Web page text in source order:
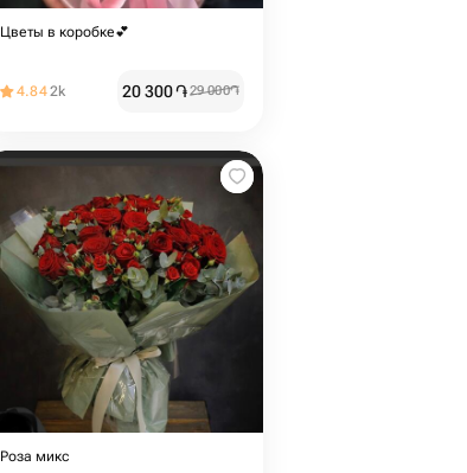
Цветы в коробке💕
4.842k 20 300֏29 000֏
Роза микс